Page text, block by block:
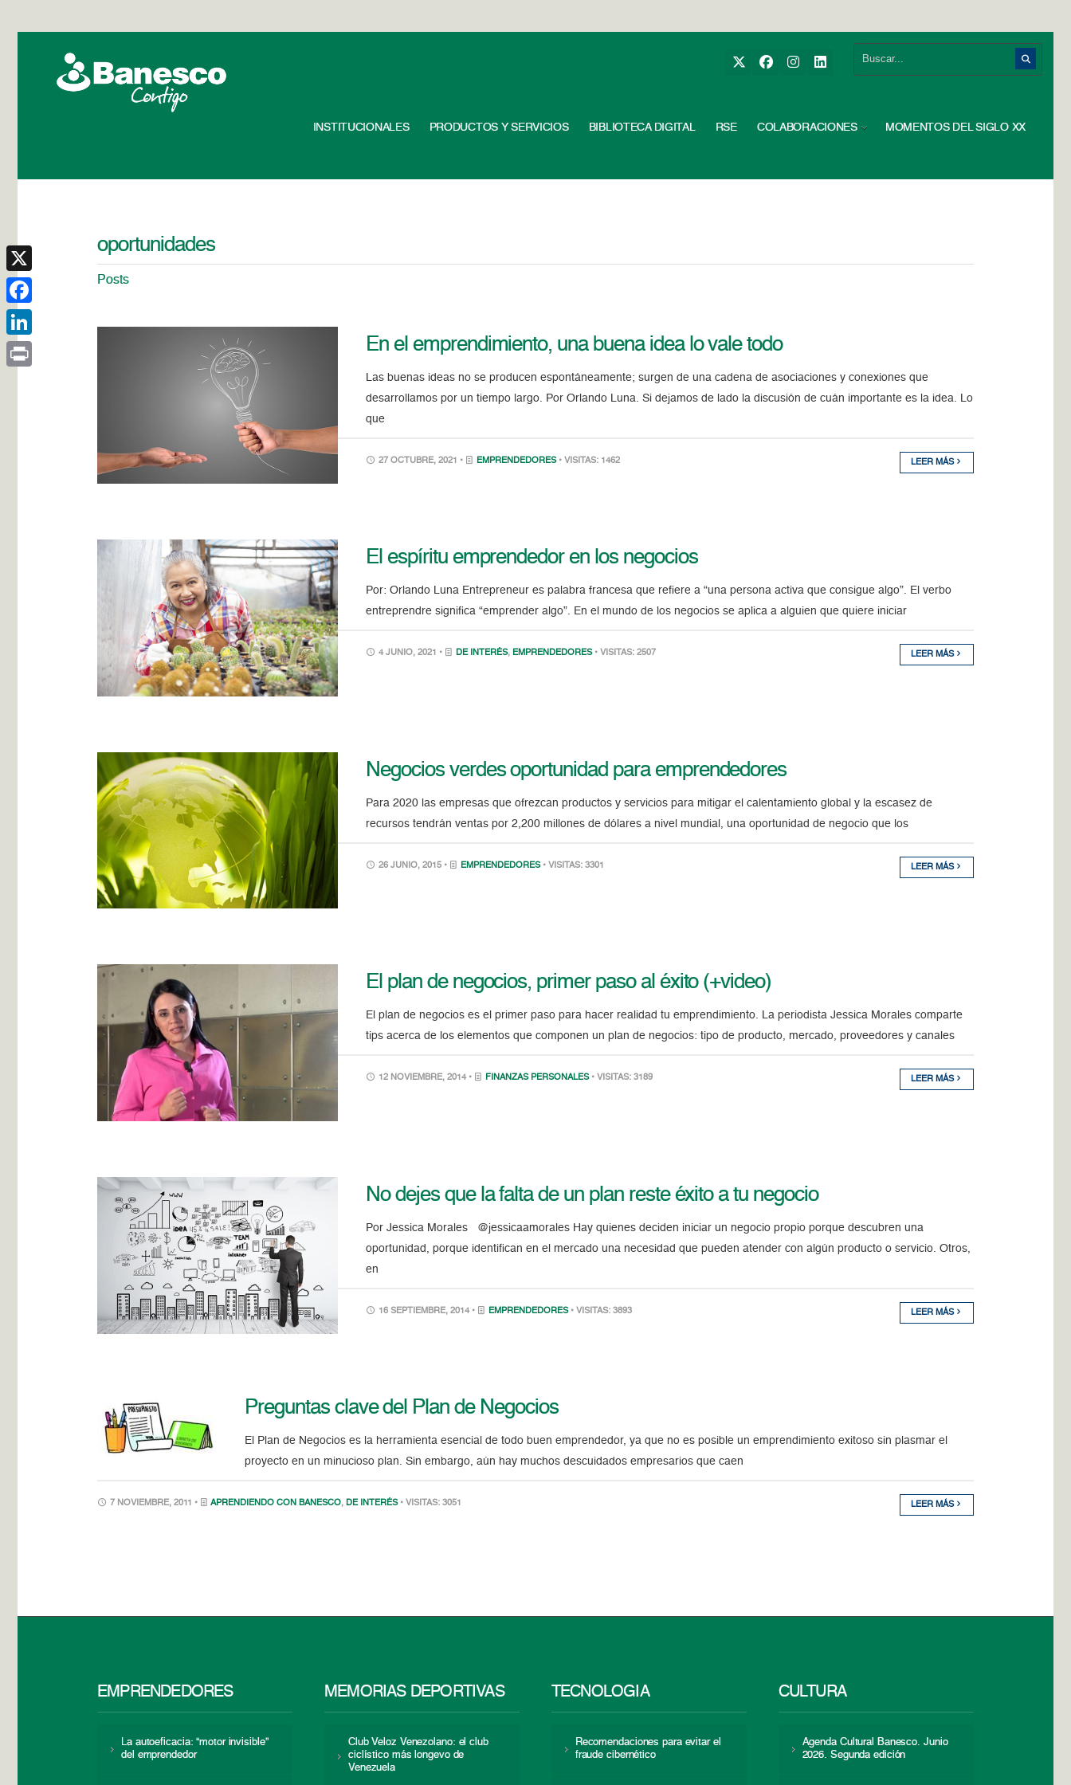
INSTITUCIONALES PRODUCTOS Y SERVICIOS BIBLIOTECA DIGITAL RSE COLABORACIONES MOMENTOS DEL SIGLO XX
oportunidades
Posts
En el emprendimiento, una buena idea lo vale todo
Las buenas ideas no se producen espontáneamente; surgen de una cadena de asociaciones y conexiones que
desarrollamos por un tiempo largo. Por Orlando Luna. Si dejamos de lado la discusión de cuán importante es la idea. Lo
que
27 OCTUBRE, 2021 • EMPRENDEDORES • VISITAS: 1462 LEER MÁS
El espíritu emprendedor en los negocios
Por: Orlando Luna Entrepreneur es palabra francesa que refiere a “una persona activa que consigue algo”. El verbo
entreprendre significa “emprender algo”. En el mundo de los negocios se aplica a alguien que quiere iniciar
4 JUNIO, 2021 • DE INTERÉS, EMPRENDEDORES • VISITAS: 2507 LEER MÁS
Negocios verdes oportunidad para emprendedores
Para 2020 las empresas que ofrezcan productos y servicios para mitigar el calentamiento global y la escasez de
recursos tendrán ventas por 2,200 millones de dólares a nivel mundial, una oportunidad de negocio que los
26 JUNIO, 2015 • EMPRENDEDORES • VISITAS: 3301 LEER MÁS
El plan de negocios, primer paso al éxito (+video)
El plan de negocios es el primer paso para hacer realidad tu emprendimiento. La periodista Jessica Morales comparte
tips acerca de los elementos que componen un plan de negocios: tipo de producto, mercado, proveedores y canales
12 NOVIEMBRE, 2014 • FINANZAS PERSONALES • VISITAS: 3189 LEER MÁS
No dejes que la falta de un plan reste éxito a tu negocio
Por Jessica Morales @jessicaamorales Hay quienes deciden iniciar un negocio propio porque descubren una
oportunidad, porque identifican en el mercado una necesidad que pueden atender con algún producto o servicio. Otros,
en
16 SEPTIEMBRE, 2014 • EMPRENDEDORES • VISITAS: 3893 LEER MÁS
Preguntas clave del Plan de Negocios
El Plan de Negocios es la herramienta esencial de todo buen emprendedor, ya que no es posible un emprendimiento exitoso sin plasmar el
proyecto en un minucioso plan. Sin embargo, aún hay muchos descuidados empresarios que caen
7 NOVIEMBRE, 2011 • APRENDIENDO CON BANESCO, DE INTERÉS • VISITAS: 3051 LEER MÁS
EMPRENDEDORES
La autoeficacia: “motor invisible”
del emprendedor
MEMORIAS DEPORTIVAS
Club Veloz Venezolano: el club
ciclístico más longevo de
Venezuela
TECNOLOGÍA
Recomendaciones para evitar el
fraude cibernético
CULTURA
Agenda Cultural Banesco. Junio
2026. Segunda edición
X
Facebook
LinkedIn